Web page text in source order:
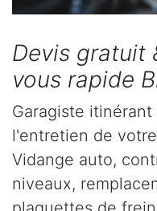
Devis gratuit
vous rapide
Garagiste
l'entretien de
Vidange auto,
niveaux,